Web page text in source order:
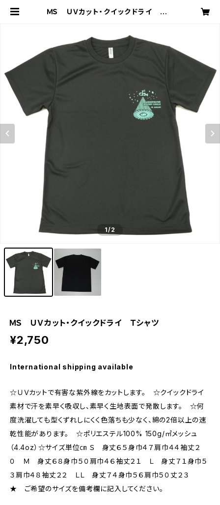
ＭＳ ＵＶカット・クイックドライ Ｔシ
1/2
ＭＳ ＵＶカット・クイックドライ Ｔシャツ
¥2,750
International shipping available
☆ＵＶカットで有害な紫外線をカットします。 ☆クイックドライ
素材で汗を素早く吸収し、素早く生地表面で発散します。 ☆何
度洗濯しても型くずれしにくく色落ちも少なく、綿の2倍以上の速
乾性能があります。 ☆ポリエステル100% 150g/㎡メッシュ
（4.4oz）☆サイズ単位㎝ Ｓ 身丈６５身巾４７肩巾４４袖丈２
０ Ｍ 身丈６８身巾５０肩巾４６袖丈２１ Ｌ 身丈７１身巾５
３肩巾４８袖丈２２ ＬＬ 身丈７４身巾５６肩巾５０丈２３
★ ご希望のサイズを備考欄に記入してください。